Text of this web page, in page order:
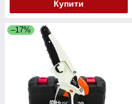
Купити
–17%